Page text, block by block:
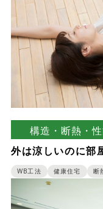
構造・断熱・
外は涼しいのに部
対策と新築時に考
WB工法 健康住宅 断